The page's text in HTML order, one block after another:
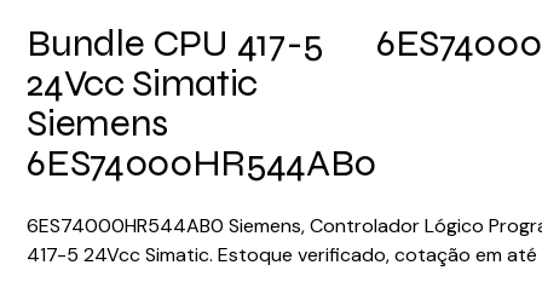
Bundle CPU 417-5
24Vcc Simatic
Siemens
6ES74000HR544AB0
6ES74000HR544AB0 Siemens, Controlador Lógico
417-5 24Vcc Simatic. Estoque verificado, cotação em até